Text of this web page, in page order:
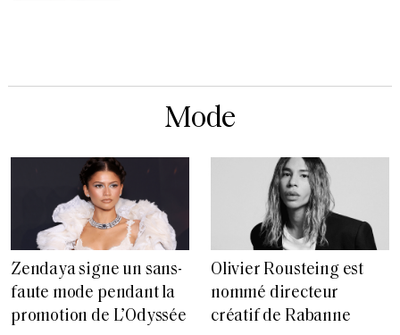
Mode
Zendaya signe un sans-
faute mode pendant la
promotion de L’Odyssée
Olivier Rousteing est
nommé directeur
créatif de Rabanne